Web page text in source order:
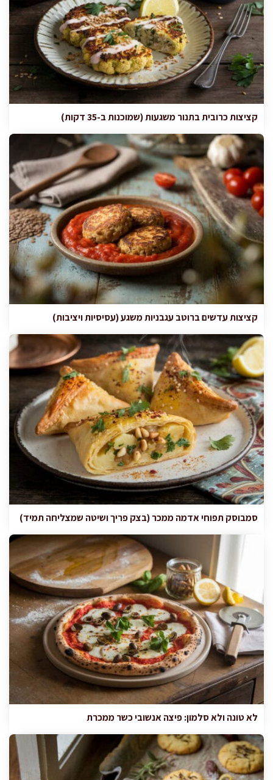
קציצות כרובית בתנור משגעות (שמוכנות ב-35 דקות)
קציצות עדשים ברוטב עגבניות משגע (עסיסיות ויציבות)
סמבוסק תפוחי אדמה ממכר (בצק פריך ושיטה שמצליחה תמיד)
לא טונה ולא סלמון: פיצה אנשובי כשר ממכרת